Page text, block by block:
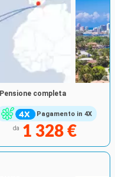
Pagamento in 4X
Pensione completa
da 1 328 €